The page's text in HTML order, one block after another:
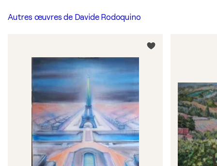
Autres œuvres de Davide Rodoquino